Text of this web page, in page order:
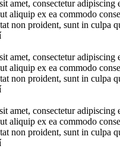
amet, consectetur
aliquip ex ea commodo
non proident, sunt in culpa
amet, consectetur
aliquip ex ea commodo
non proident, sunt in culpa
amet, consectetur
aliquip ex ea commodo
non proident, sunt in culpa